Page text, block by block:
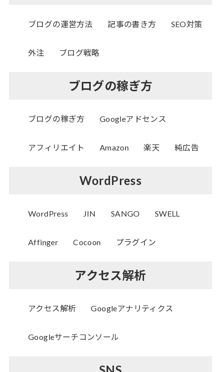
ブログの運営方法 記事の書き方 SEO対策
外注 ブログ戦略
ブログの稼ぎ方
ブログの稼ぎ方 Googleアドセンス
アフィリエイト Amazon 楽天 純広告
WordPress
WordPress JIN SANGO SWELL
Affinger Cocoon プラグイン
アクセス解析
アクセス解析 Googleアナリティクス
Googleサーチコンソール